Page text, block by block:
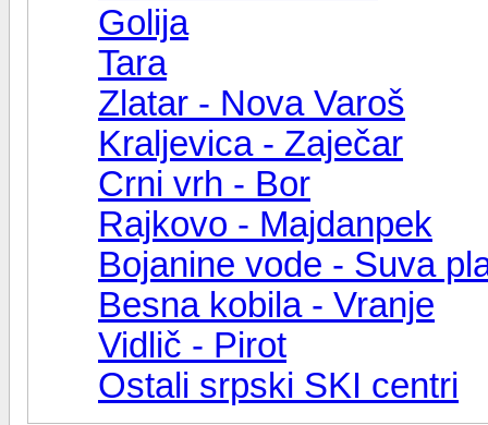
Golija
Tara
Zlatar - Nova Varoš
Kraljevica - Zaječar
Crni vrh - Bor
Rajkovo - Majdanpek
Bojanine vode - Suva
Besna kobila - Vranje
Vidlič - Pirot
Ostali srpski SKI centri